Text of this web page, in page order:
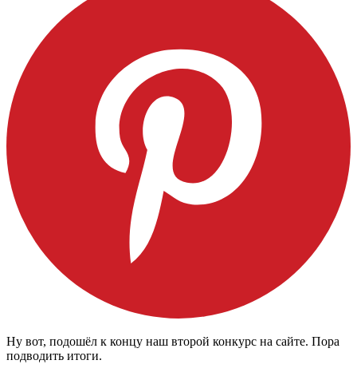
Ну вот, подошёл к концу наш второй конкурс на сайте. Пора
подводить итоги.